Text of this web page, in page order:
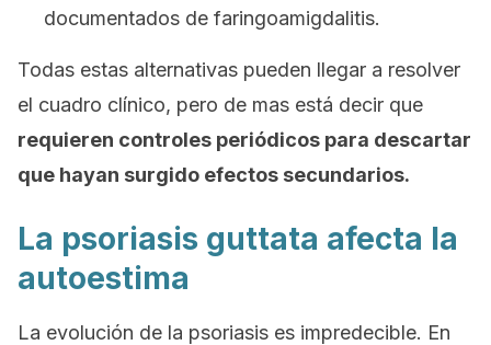
documentados de faringoamigdalitis.
Todas estas alternativas pueden llegar a resolver
el cuadro clínico, pero de mas está decir que
requieren controles periódicos para descartar
que hayan surgido efectos secundarios.
La psoriasis guttata afecta la
autoestima
La evolución de la psoriasis es impredecible. En